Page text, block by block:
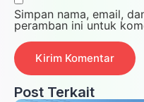
Simpan nama, email,
peramban ini untuk
Post Terkait